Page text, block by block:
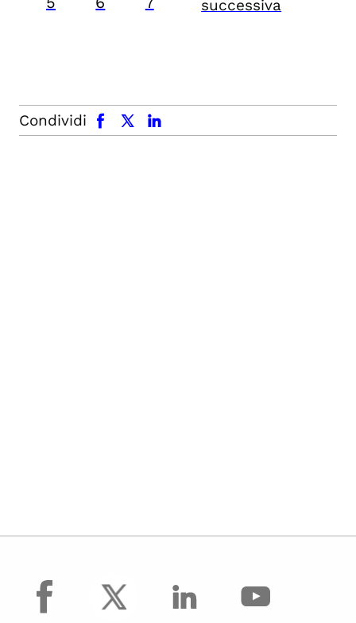
successiva
Condividi
facebook x.com linkedin
facebook